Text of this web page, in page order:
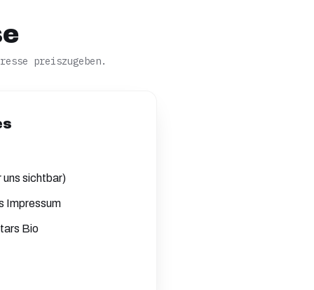
preiszugeben.
uns sichtbar)
Impressum
Bio